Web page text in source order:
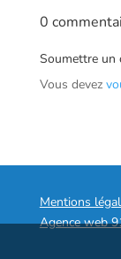
0
Soumettre un
Vous devez
Mentions
Agence web